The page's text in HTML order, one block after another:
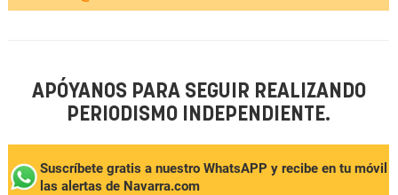
APÓYANOS PARA SEGUIR REALIZANDO
PERIODISMO INDEPENDIENTE.
Suscríbete gratis a nuestro WhatsAPP y recibe en tu móvil
las alertas de Navarra.com